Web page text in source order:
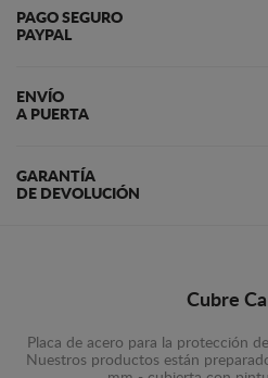
PAGO SEGURO
PAYPAL
ENVÍO
A PUERTA
GARANTÍA
DE DEVOLUCIÓN
Cubre
Placa de acero para la protección
Nuestros productos están